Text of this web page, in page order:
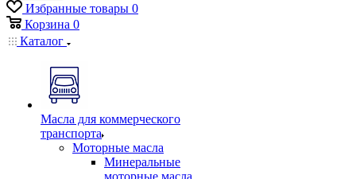
Избранные товары 0
Корзина 0
Каталог
Масла для коммерческого
транспорта
Моторные масла
Минеральные
моторные масла